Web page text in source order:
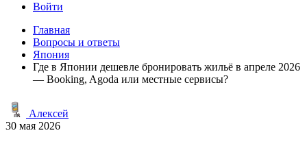
Войти
Главная
Вопросы и ответы
Япония
Где в Японии дешевле бронировать жильё в апреле 2026
— Booking, Agoda или местные сервисы?
Алексей
30 мая 2026